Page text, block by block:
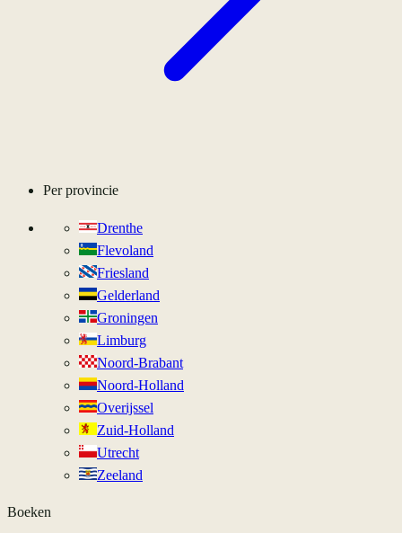
Per provincie
Drenthe
Flevoland
Friesland
Gelderland
Groningen
Limburg
Noord-Brabant
Noord-Holland
Overijssel
Zuid-Holland
Utrecht
Zeeland
Boeken